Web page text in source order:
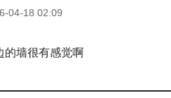
04-18 02:09
的墙很有感觉啊